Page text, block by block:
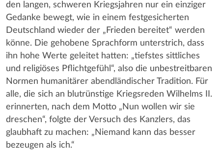
den langen, schweren Kriegsjahren nur ein einziger
Gedanke bewegt, wie in einem festgesicherten
Deutschland wieder der „Frieden bereitet“ werden
könne. Die gehobene Sprachform unterstrich, dass
ihn hohe Werte geleitet hatten: „tiefstes sittliches
und religiöses Pflichtgefühl“, also die unbestreitbaren
Normen humanitärer abendländischer Tradition. Für
alle, die sich an blutrünstige Kriegsreden Wilhelms II.
erinnerten, nach dem Motto „Nun wollen wir sie
dreschen“, folgte der Versuch des Kanzlers, das
glaubhaft zu machen: „Niemand kann das besser
bezeugen als ich.“